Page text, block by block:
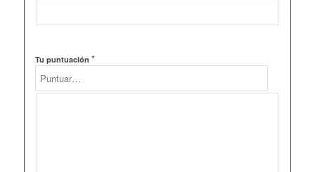
Tu puntuación *